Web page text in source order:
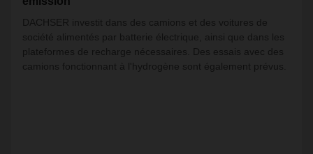
DACHSER investit dans des camions et des voitures de
société alimentés par batterie électrique, ainsi que dans les
plateformes de recharge nécessaires. Des essais avec des
camions fonctionnant à l'hydrogène sont également prévus.